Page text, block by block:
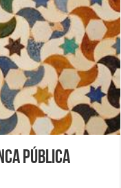
pública